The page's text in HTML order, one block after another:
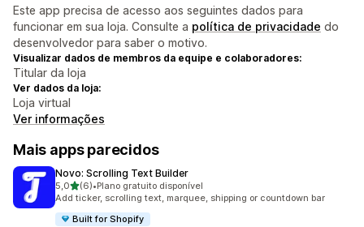
Este app precisa de acesso aos seguintes dados para
funcionar em sua loja. Consulte a política de privacidade do
desenvolvedor para saber o motivo.
Visualizar dados de membros da equipe e colaboradores:
Titular da loja
Ver dados da loja:
Loja virtual
Ver informações
Mais apps parecidos
Novo: Scrolling Text Builder
5,0de 5 estrelas
(6)
6 avaliações ao todo
•Plano gratuito disponível
Add ticker, scrolling text, marquee, shipping or countdown bar
Built for Shopify